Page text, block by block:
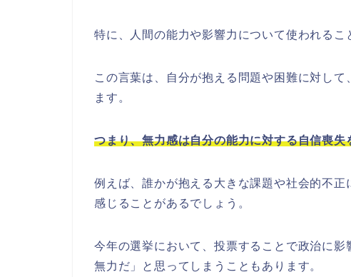
特に、人間の能力や影響力について使われるこ
この言葉は、自分が抱える問題や困難に対し
ます。
つまり、無力感は自分の能力に対する自信喪失
例えば、誰かが抱える大きな課題や社会的不
感じることがあるでしょう。
今年の選挙において、投票することで政治に
無力だ」と思ってしまうこともあります。